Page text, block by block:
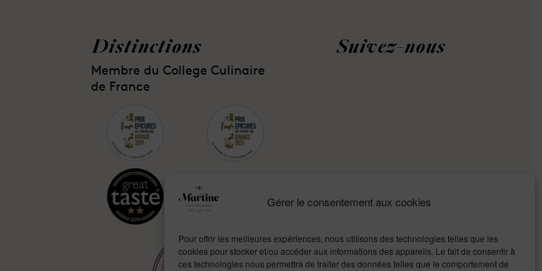
Gérer le consentement aux cookies
Pour offrir les meilleures expériences, nous utilisons des technologies telles que les
cookies pour stocker et/ou accéder aux informations des appareils. Le fait de consentir à
ces technologies nous permettra de traiter des données telles que le comportement de
Distinctions
Membre du College Culinaire
de France
Suivez-nous